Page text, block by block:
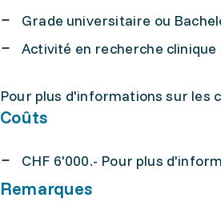
Grade universitaire ou
Activité en recherche clinique
Pour plus d'informations sur les
Coûts
CHF 6'000.- Pour plus
Remarques